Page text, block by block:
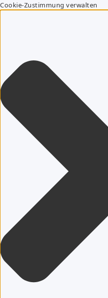
Cookie-Zustimmung verwalten